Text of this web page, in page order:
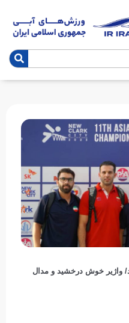
خوش درخشید و مدال